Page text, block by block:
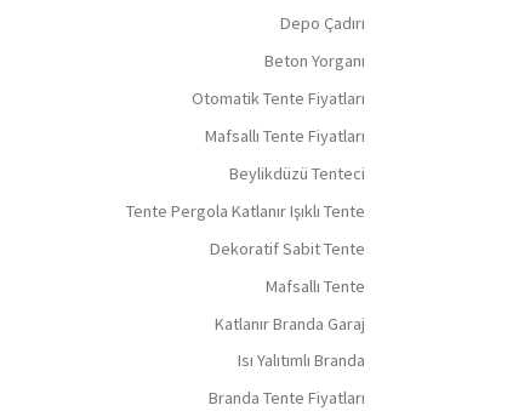
Depo Çadırı
Beton Yorganı
Otomatik Tente Fiyatları
Mafsallı Tente Fiyatları
Beylikdüzü Tenteci
Tente Pergola Katlanır Işıklı Tente
Dekoratif Sabit Tente
Mafsallı Tente
Katlanır Branda Garaj
Isı Yalıtımlı Branda
Branda Tente Fiyatları